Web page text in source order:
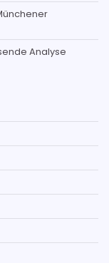
Analyse